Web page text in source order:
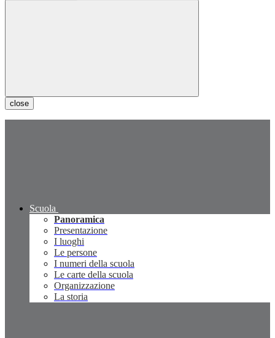
close
Scuola
Panoramica
Presentazione
I luoghi
Le persone
I numeri della scuola
Le carte della scuola
Organizzazione
La storia